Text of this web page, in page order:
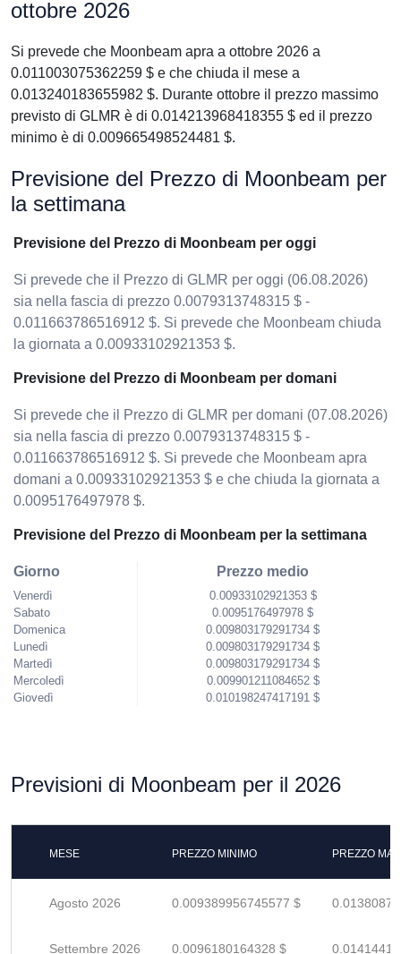
ottobre 2026
Si prevede che Moonbeam apra a ottobre 2026 a
0.011003075362259 $ e che chiuda il mese a
0.013240183655982 $. Durante ottobre il prezzo massimo
previsto di GLMR è di 0.014213968418355 $ ed il prezzo
minimo è di 0.009665498524481 $.
Previsione del Prezzo di Moonbeam per
la settimana
Previsione del Prezzo di Moonbeam per oggi
Si prevede che il Prezzo di GLMR per oggi (06.08.2026)
sia nella fascia di prezzo 0.0079313748315 $ -
0.011663786516912 $. Si prevede che Moonbeam chiuda
la giornata a 0.00933102921353 $.
Previsione del Prezzo di Moonbeam per domani
Si prevede che il Prezzo di GLMR per domani (07.08.2026)
sia nella fascia di prezzo 0.0079313748315 $ -
0.011663786516912 $. Si prevede che Moonbeam apra
domani a 0.00933102921353 $ e che chiuda la giornata a
0.0095176497978 $.
Previsione del Prezzo di Moonbeam per la settimana
Giorno
Venerdì
Sabato
Domenica
Lunedì
Martedì
Mercoledì
Giovedì
Prezzo medio
0.00933102921353 $
0.0095176497978 $
0.009803179291734 $
0.009803179291734 $
0.009803179291734 $
0.009901211084652 $
0.010198247417191 $
Previsioni di Moonbeam per il 2026
MESE PREZZO MINIMO PREZZO
Agosto 2026 0.009389956745577 $
Settembre 2026 0.0096180164328 $